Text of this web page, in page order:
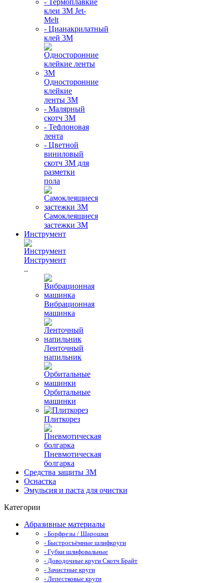
- Термоплавкие
клеи 3М Jet-
Melt
- Цианакрилатный
клей 3М
Односторонние
клейкие
ленты 3М
- Малярный
скотч 3М
- Тефлоновая
лента
- Цветной
виниловый
скотч 3М для
разметки
пола
Самоклеящиеся
застежки 3М
Инструмент
Инструмент
..
Вибрационная
машинка
Ленточный
напильник
Орбитальные
машинки
Плиткорез
Пневмотическая
болгарка
Средства защиты 3М
Оснастка
Эмульсия и паста для очистки
Категории
Абразивные материалы
- Борфрезы / Шарошки
- Быстросъёмные шлифкруги
- Губки шлифовальные
- Доводочные круги Скотч Брайт
- Зачистные круги
- Лепестковые круги